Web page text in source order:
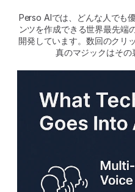
Perso AIでは、どんな人でも
ンツを作成できる世界最先端
開発しています。数回のクリ
真のマジックはその